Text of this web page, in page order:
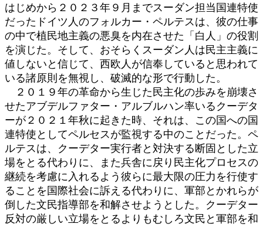
はじめから２０２３年９月までスーダン担当国連特使
だったドイツ人のフォルカー・ペルテスは、彼の仕事
の中で植民地主義の悪臭を内在させた「白人」の役割
を演じた。そして、おそらくスーダン人は民主主義に
値しないと信じて、西欧人が信奉していると思われて
いる諸原則を無視し、破滅的な形で行動した。
２０１９年の革命から生じた民主化の歩みを崩壊さ
せたアブデルファター・アルブルハン率いるクーデタ
ーが２０２１年秋に起きた時、それは、この国への国
連特使としてペルセスが監視する中のことだった。ペ
ルテスは、クーデター実行者と対決する断固とした立
場をとる代わりに、また兵舎に戻り民主化プロセスの
継続を考慮に入れるよう彼らに最大限の圧力を行使す
ることを国際社会に訴える代わりに、軍部とかれらが
倒した文民指導部を和解させようとした。クーデター
反対の厳しい立場をとるよりもむしろ文民と軍部を和